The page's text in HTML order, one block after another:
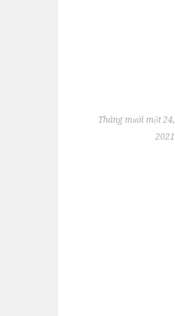
Tháng mười một 24,
2021